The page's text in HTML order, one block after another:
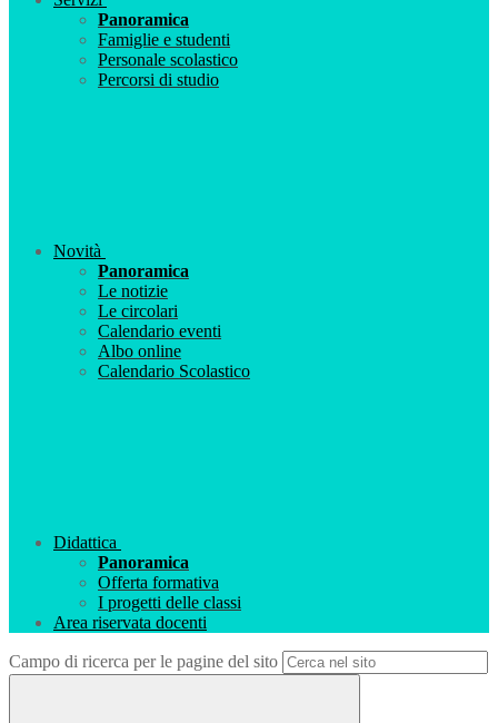
Panoramica
Famiglie e studenti
Personale scolastico
Percorsi di studio
Novità
Panoramica
Le notizie
Le circolari
Calendario eventi
Albo online
Calendario Scolastico
Didattica
Panoramica
Offerta formativa
I progetti delle classi
Area riservata docenti
Campo di ricerca per le pagine del sito